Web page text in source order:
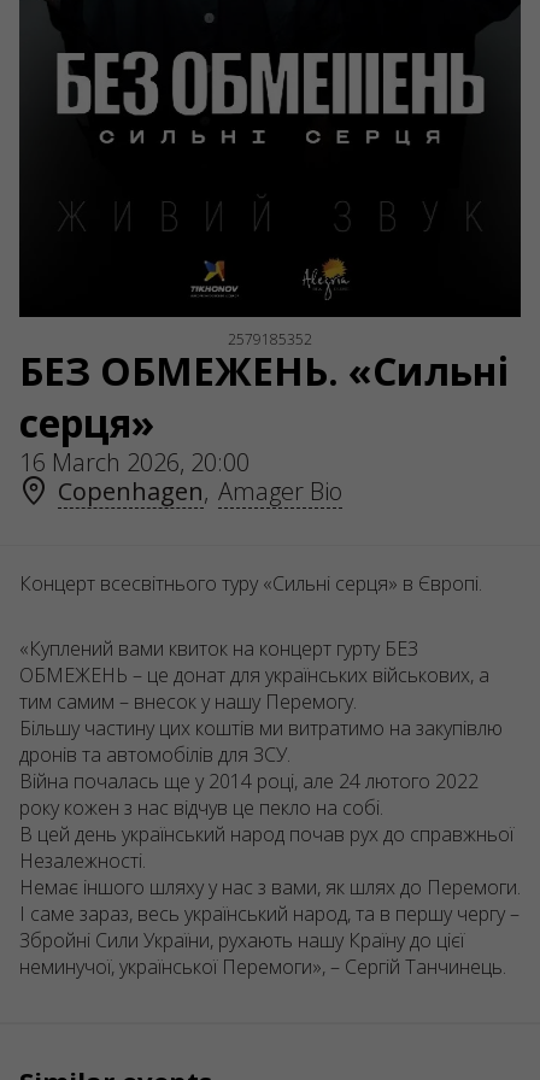
2579185352
БЕЗ ОБМЕЖЕНЬ. «Сильні
серця»
16 March 2026, 20:00
Copenhagen, Amager Bio
Концерт всесвітнього туру «Сильні серця» в Європі.
«Куплений вами квиток на концерт гурту БЕЗ
ОБМЕЖЕНЬ – це донат для українських військових, а
тим самим – внесок у нашу Перемогу.
Більшу частину цих коштів ми витратимо на закупівлю
дронів та автомобілів для ЗСУ.
Війна почалась ще у 2014 році, але 24 лютого 2022
року кожен з нас відчув це пекло на собі.
В цей день український народ почав рух до справжньої
Незалежності.
Немає іншого шляху у нас з вами, як шлях до Перемоги.
І саме зараз, весь український народ, та в першу чергу –
Збройні Сили України, рухають нашу Країну до цієї
неминучої, української Перемоги», – Сергій Танчинець.